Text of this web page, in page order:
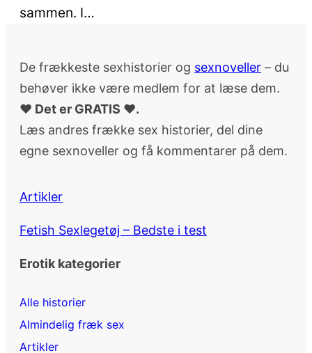
sammen. I…
De frækkeste sexhistorier og sexnoveller – du
behøver ikke være medlem for at læse dem.
♥ Det er GRATIS ♥.
Læs andres frække sex historier, del dine
egne sexnoveller og få kommentarer på dem.
Artikler
Fetish Sexlegetøj – Bedste i test
Erotik kategorier
Alle historier
Almindelig fræk sex
Artikler